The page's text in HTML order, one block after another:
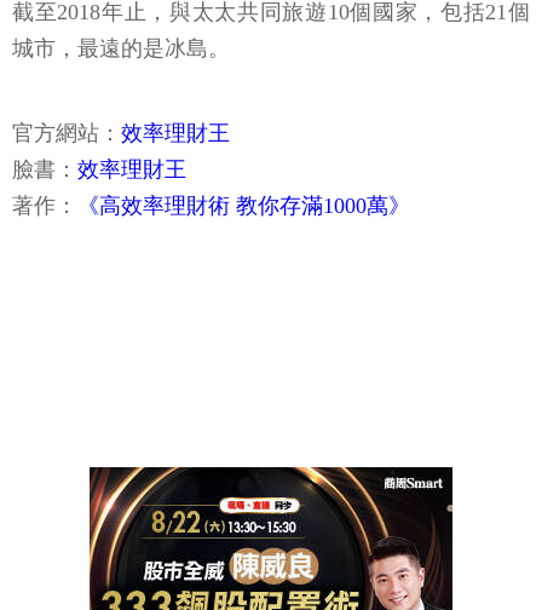
截至2018年止，與太太共同旅遊10個國家，包括21個
城市，最遠的是冰島。
官方網站： 效率理財王
臉書： 效率理財王
著作：
《高效率理財術 教你存滿1000萬》